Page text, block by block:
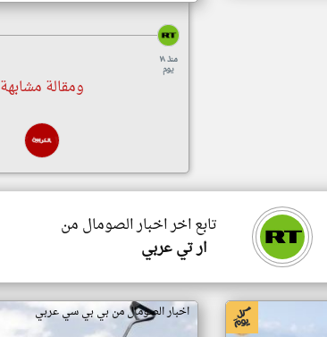
منذ ١٨
يوم
ومقالة مشابهة
تابع اخر اخبار الصومال من
ار تي عربي
اخبار الصومال من بي بي سي عربي